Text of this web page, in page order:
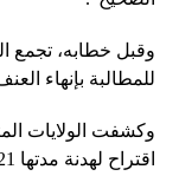
وقبل خطابه، تجمع
للمطالبة بإنهاء
وكشفت الولايات